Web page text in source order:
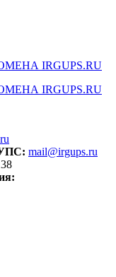
IRGUPS.RU
IRGUPS.RU
mail@irgups.ru